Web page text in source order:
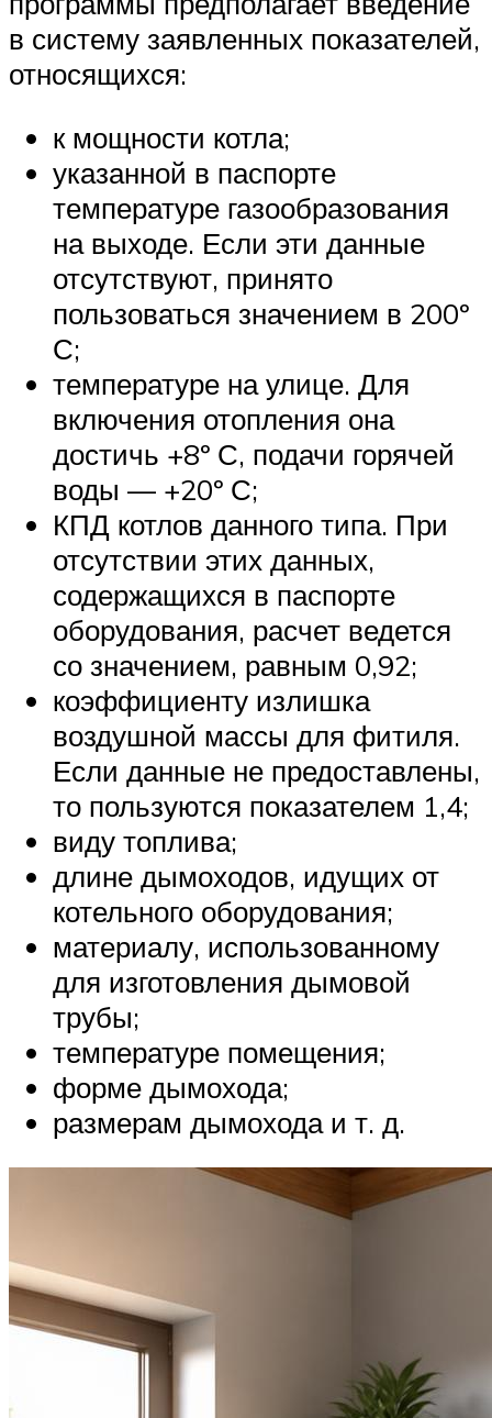
в систему заявленных показателей,
относящихся:
к мощности котла;
указанной в паспорте
температуре газообразования
на выходе. Если эти данные
отсутствуют, принято
пользоваться значением в 200º
С;
температуре на улице. Для
включения отопления она
достичь +8º С, подачи горячей
воды — +20º С;
КПД котлов данного типа. При
отсутствии этих данных,
содержащихся в паспорте
оборудования, расчет ведется
со значением, равным 0,92;
коэффициенту излишка
воздушной массы для фитиля.
Если данные не предоставлены,
то пользуются показателем 1,4;
виду топлива;
длине дымоходов, идущих от
котельного оборудования;
материалу, использованному
для изготовления дымовой
трубы;
температуре помещения;
форме дымохода;
размерам дымохода и т. д.